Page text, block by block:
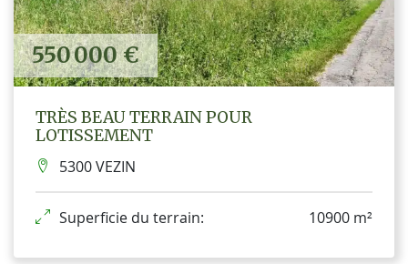
550 000 €
TRÈS BEAU TERRAIN POUR
LOTISSEMENT
5300 VEZIN
Superficie du terrain: 10900 m²